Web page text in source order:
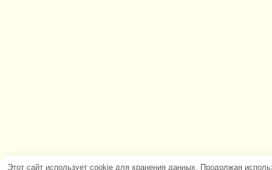
Этот сайт использует cookie для хранения данных. Продолжая